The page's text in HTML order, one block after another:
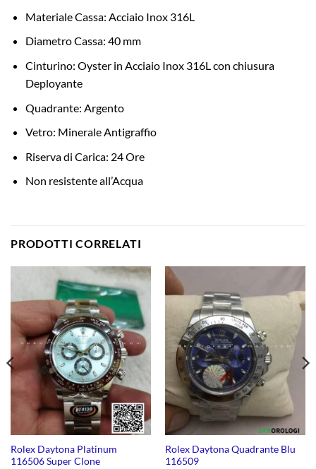
Materiale Cassa: Acciaio Inox 316L
Diametro Cassa: 40 mm
Cinturino: Oyster in Acciaio Inox 316L con chiusura
Deployante
Quadrante: Argento
Vetro: Minerale Antigraffio
Riserva di Carica: 24 Ore
Non resistente all’Acqua
PRODOTTI CORRELATI
Rolex Daytona Platinum
116506 Super Clone
Rolex Daytona Quadrante Blu
116509